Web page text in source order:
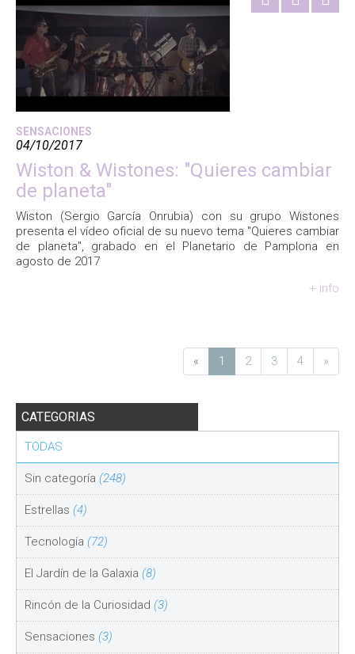
SENSACIONES
04/10/2017
Wiston & Wistones: "Quieres cambiar
de planeta"
Wiston (Sergio García Onrubia) con su grupo Wistones
presenta el vídeo oficial de su nuevo tema "Quieres cambiar
de planeta", grabado en el Planetario de Pamplona en
agosto de 2017
+ info
« 1 2 3 4 »
CATEGORIAS
TODAS
Sin categoría (248)
Estrellas (4)
Tecnología (72)
El Jardín de la Galaxia (8)
Rincón de la Curiosidad (3)
Sensaciones (3)